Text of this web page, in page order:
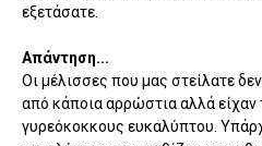
εξετάσατε.
Απάντηση...
Οι μέλισσες που μας στείλατε
από κάποια αρρώστια αλλά είχαν
γυρεόκοκκους ευκαλύπτου.